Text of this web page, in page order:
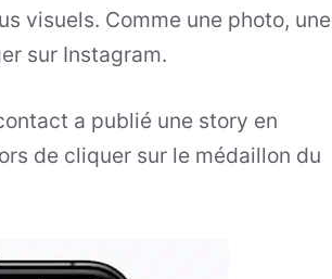
visuels. Comme une photo, une
sur Instagram.
a publié une story en
de cliquer sur le médaillon du